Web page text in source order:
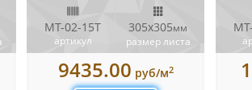
MT-02-15T
артикул
305x305мм
размер листа
9435.00 руб/м2